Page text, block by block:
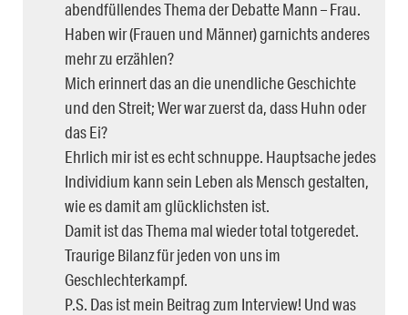
abendfüllendes Thema der Debatte Mann – Frau.
Haben wir (Frauen und Männer) garnichts anderes
mehr zu erzählen?
Mich erinnert das an die unendliche Geschichte
und den Streit; Wer war zuerst da, dass Huhn oder
das Ei?
Ehrlich mir ist es echt schnuppe. Hauptsache jedes
Individium kann sein Leben als Mensch gestalten,
wie es damit am glücklichsten ist.
Damit ist das Thema mal wieder total totgeredet.
Traurige Bilanz für jeden von uns im
Geschlechterkampf.
P.S. Das ist mein Beitrag zum Interview! Und was